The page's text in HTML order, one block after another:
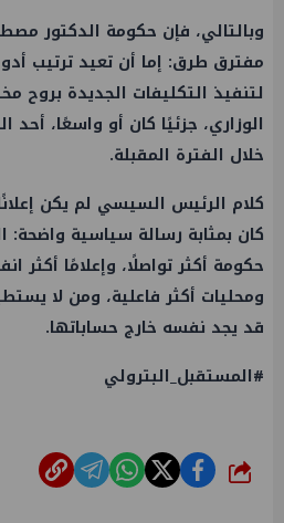
وبالتالي، فإن حكومة الدكتور
مفترق طرق: إما أن تعيد ترتيب
لتنفيذ التكليفات الجديدة بروح
الوزاري، جزئيًا كان أو واسعًا، أحد
خلال الفترة المقبلة.
كلام الرئيس السيسي لم يكن
كان بمثابة رسالة سياسية واضحة:
حكومة أكثر تواصلًا، وإعلامًا أكثر
ومحليات أكثر فاعلية، ومن لا
قد يجد نفسه خارج حساباتها.
#المستقبل_البترولي
شارك